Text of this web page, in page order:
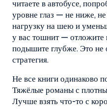
читаете в автобусе,
уровне глаз — не ниже,
нагрузку на шею и
у вас тошнит — отложите
подышите глубже. Это не
стратегия.
Не все книги одинаково
Тяжёлые романы с
Лучше взять что-то с